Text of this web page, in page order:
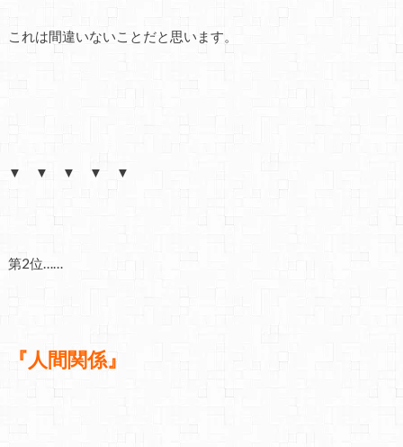
これは間違いないことだと思います。
▼ ▼ ▼ ▼ ▼
第2位……
『人間関係』